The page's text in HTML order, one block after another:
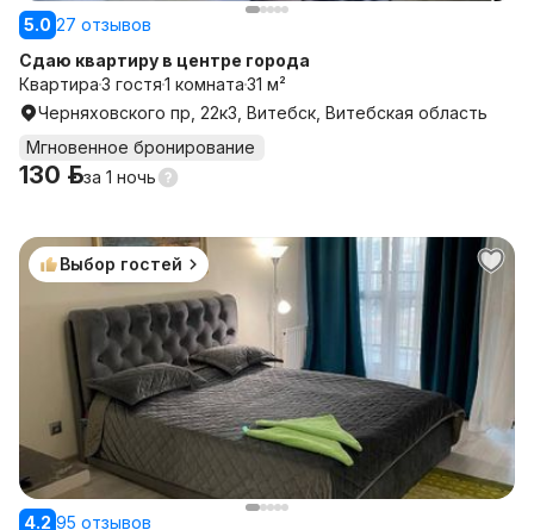
5.0 27 отзывов
Сдаю квартиру в центре города
Квартира3 гостя1 комната31 м²
Черняховского пр, 22к3, Витебск, Витебская область
Мгновенное бронирование
130 р.за 1 ночь
Выбор гостей
4.2 95 отзывов